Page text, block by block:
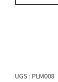
UGS : PLM008